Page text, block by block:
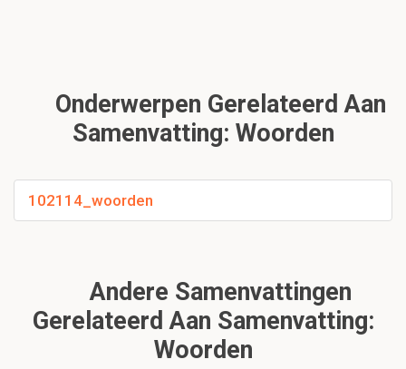
Onderwerpen Gerelateerd Aan
Samenvatting: Woorden
102114_woorden
Andere Samenvattingen
Gerelateerd Aan Samenvatting:
Woorden